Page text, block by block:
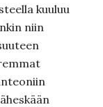
kuuluu
niin